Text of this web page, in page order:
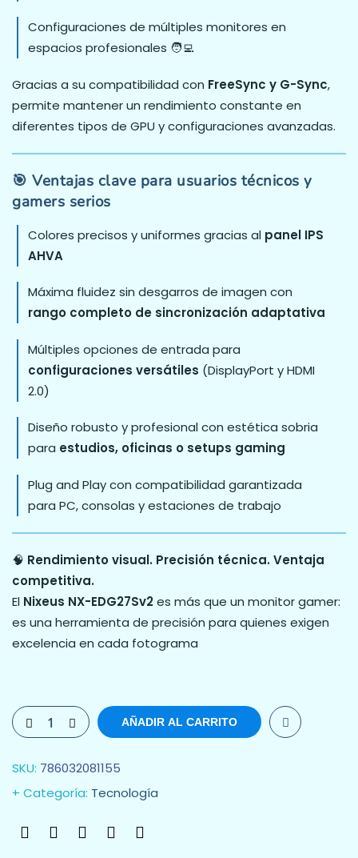
Configuraciones de múltiples monitores en
espacios profesionales 🧑‍💻
Gracias a su compatibilidad con FreeSync y G-Sync,
permite mantener un rendimiento constante en
diferentes tipos de GPU y configuraciones avanzadas.
🎯 Ventajas clave para usuarios técnicos y
gamers serios
Colores precisos y uniformes gracias al panel IPS
AHVA
Máxima fluidez sin desgarros de imagen con
rango completo de sincronización adaptativa
Múltiples opciones de entrada para
configuraciones versátiles (DisplayPort y HDMI
2.0)
Diseño robusto y profesional con estética sobria
para estudios, oficinas o setups gaming
Plug and Play con compatibilidad garantizada
para PC, consolas y estaciones de trabajo
🧠 Rendimiento visual. Precisión técnica. Ventaja
competitiva.
El Nixeus NX-EDG27Sv2es más que un monitor gamer:
es una herramienta de precisión para quienes exigen
excelencia en cada fotograma
AÑADIR AL CARRITO
SKU: 786032081155
Categoría: Tecnología